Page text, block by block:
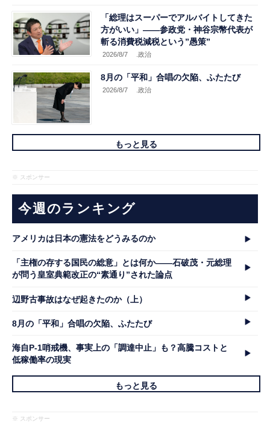
「総理はスーパーでアルバイトしてきた
方がいい」――参政党・神谷宗幣代表が
斬る消費税減税という”愚策”
2026/8/7 .政治
8月の「平和」合唱の欠陥、ふたたび
2026/8/7 .政治
もっと見る
※ スポンサー
今週のランキング
アメリカは日本の憲法をどうみるのか
「主権の存する国民の総意」とは何か――石破茂・元総理
が問う皇室典範改正の“素通り”された論点
辺野古事故はなぜ起きたのか（上）
8月の「平和」合唱の欠陥、ふたたび
海自P-1哨戒機、事実上の「調達中止」も？高騰コストと
低稼働率の現実
もっと見る
※ スポンサー